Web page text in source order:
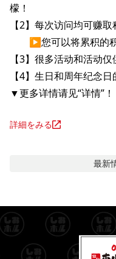
檬！
【2】每次访问均可赚取
▶您可以将累积的积
【3】很多活动和活动
【4】生日和周年纪念
▼更多详情请见“详情”！
詳細をみる
最新